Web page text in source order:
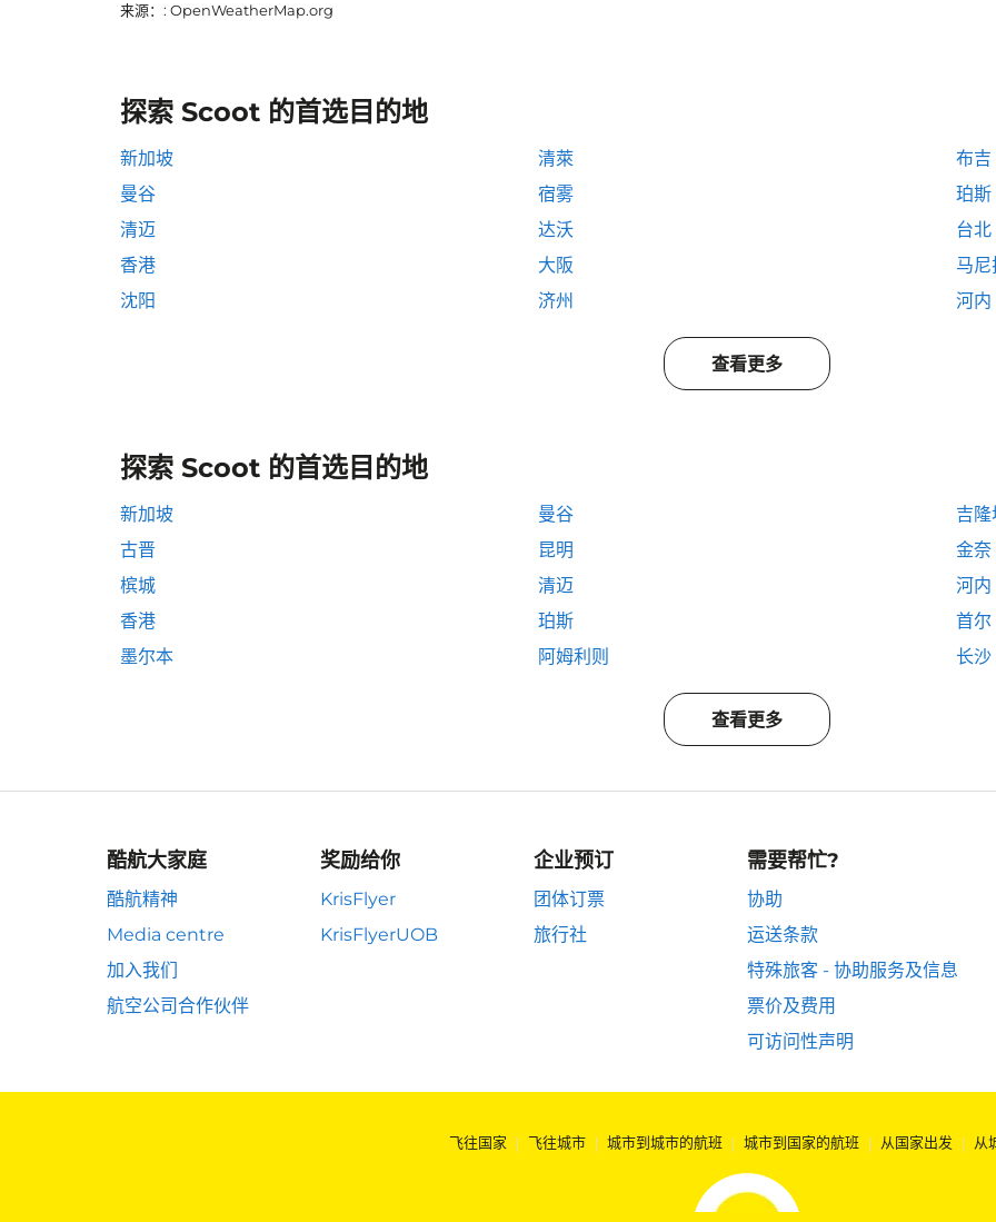
来源： : OpenWeatherMap.org
探索 Scoot 的首选目的地
新加坡 清萊
布吉
曼谷
宿雾
珀斯
清迈
达沃
台北
香港
大阪
马尼
沈阳
济州 河内
查看更多
探索 Scoot 的首选目的地
新加坡 曼谷
吉隆
古晋
昆明
金奈
槟城
清迈
河内
香港
珀斯
首尔
墨尔本
阿姆利则 长沙
查看更多
酷航大家庭
酷航精神
Media centre
加入我们
航空公司合作伙伴
奖励给你
KrisFlyer
KrisFlyerUOB
企业预订
团体订票
旅行社
需要帮忙?
协助
运送条款
特殊旅客 - 协助服务及信息
票价及费用
可访问性声明
飞往国家 | 飞往城市 | 城市到城市的航班 | 城市到国家的航班 | 从国家出发 | 从